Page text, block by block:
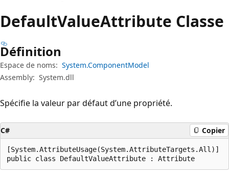
DefaultValueAttribute Classe
Définition
Espace de noms: System.ComponentModel
Assembly: System.dll
Spécifie la valeur par défaut d’une propriété.
C# Copier
[System.AttributeUsage(System.AttributeTargets.All)]
public class DefaultValueAttribute : Attribute